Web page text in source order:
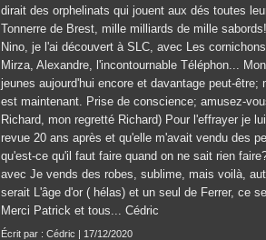
dirait des orphelinats qui jouent aux dés toutes
Tonnerre de Brest, mille milliards de mille sabords!
Nino, je l'ai découvert à SLC, avec Les
Mirza, Alexandre, l'incontournable Téléphon...
jeunes aujourd'hui encore et davantage peut-
est maintenant. Prise de conscience; amusez-
Richard, mon regretté Richard) Pour l'effrayer je
revue 20 ans après et qu'elle m'avait vendu des
qu'est-ce qu'il faut faire quand on ne sait rien
avec Je vends des robes, sublime, mais voilà,
serait L'âge d'or ( hélas) et un seul de Ferrer, ce
Merci Patrick et tous... Cédric
Écrit par : Cédric | 17/12/2020